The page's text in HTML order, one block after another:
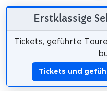
Erstklassige
Tickets, geführte
Tickets und